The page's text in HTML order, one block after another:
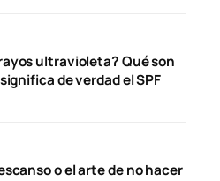
ultravioleta? Qué son
de verdad el SPF
o el arte de no hacer